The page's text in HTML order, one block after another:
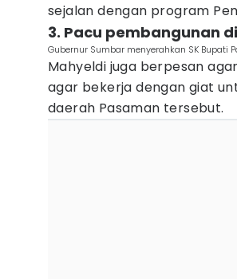
sejalan dengan program
3. Pacu pembangunan
Gubernur Sumbar menyerahkan SK Bupati
Mahyeldi juga berpesan
agar bekerja dengan giat
daerah Pasaman tersebut.